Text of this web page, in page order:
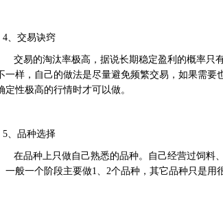
4、交易诀窍
交易的淘汰率极高，据说长期稳定盈利的概率只
一样，自己的做法是尽量避免频繁交易，如果需
定性极高的行情时才可以做。
5、品种选择
在品种上只做自己熟悉的品种。自己经营过饲料
一般一个阶段主要做1、2个品种，其它品种只是用